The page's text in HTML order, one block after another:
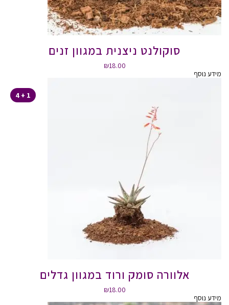
סוקולנט ניצנית במגוון זנים
₪18.00
מידע נוסף
1 + 4
אלוורה סומק ורוד במגוון גדלים
₪18.00
מידע נוסף